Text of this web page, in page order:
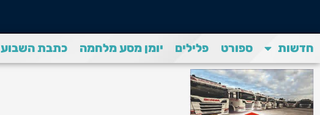
חדשות ספורט פלילים יומן מסע מלחמה כתבת השבוע